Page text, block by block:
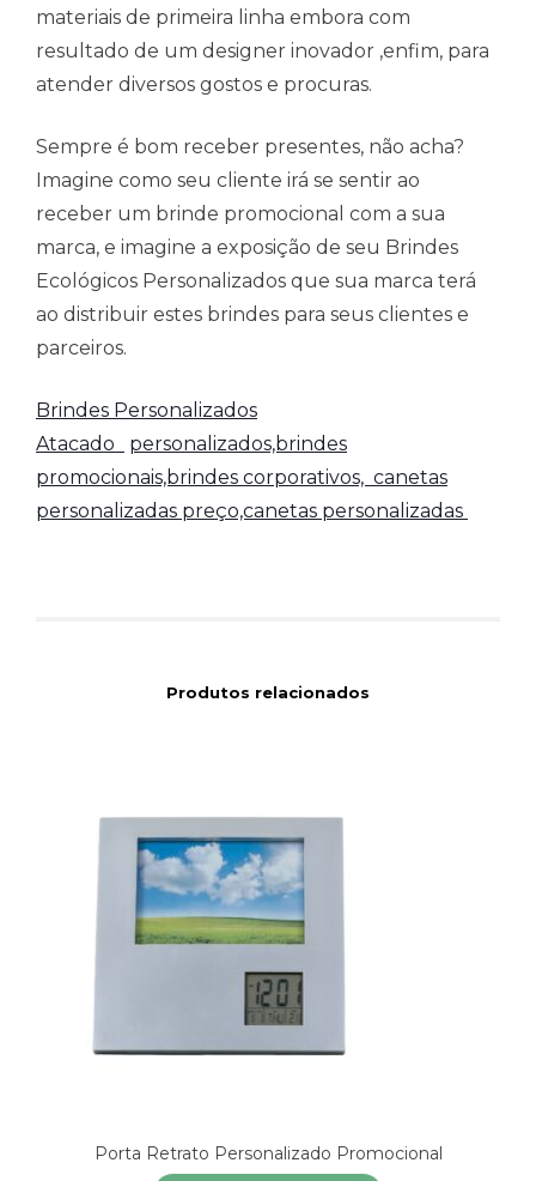
materiais de primeira linha embora com
resultado de um designer inovador ,enfim, para
atender diversos gostos e procuras.
Sempre é bom receber presentes, não acha?
Imagine como seu cliente irá se sentir ao
receber um brinde promocional com a sua
marca, e imagine a exposição de seu Brindes
Ecológicos Personalizados que sua marca terá
ao distribuir estes brindes para seus clientes e
parceiros.
Brindes Personalizados
Atacado
personalizados,brindes
promocionais,brindes corporativos, canetas
personalizadas preço,canetas personalizadas
Produtos relacionados
Porta Retrato Personalizado Promocional